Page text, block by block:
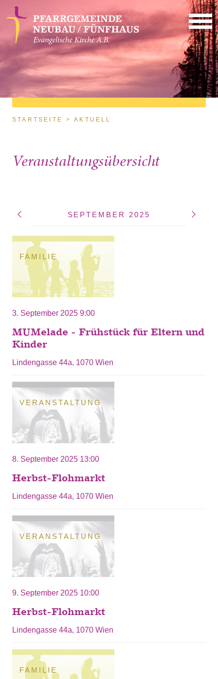
Direkt zum Inhalt
Sie sind hier
STARTSEITE AKTUELL
Veranstaltungsübersicht
SEPTEMBER 2025
FAMILIE
3. September 2025 9:00
MUMelade - Frühstück für Eltern und
Kinder
Lindengasse 44a, 1070 Wien
VERANSTALTUNG
8. September 2025 13:00
Herbst-Flohmarkt
Lindengasse 44a, 1070 Wien
VERANSTALTUNG
9. September 2025 10:00
Herbst-Flohmarkt
Lindengasse 44a, 1070 Wien
FAMILIE